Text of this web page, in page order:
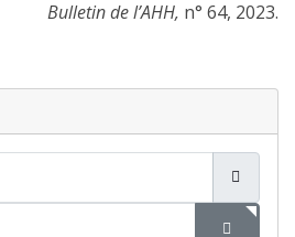
Bulletin de l’AHH, n° 64, 2023.